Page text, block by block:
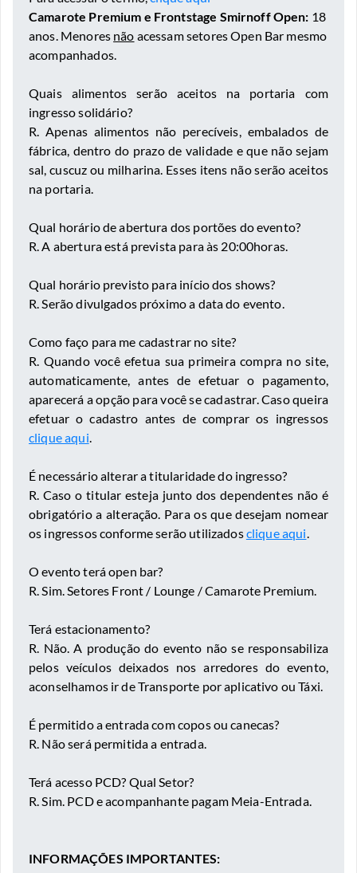
Camarote Premium e Frontstage Smirnoff Open: 18
anos. Menores não acessam setores Open Bar mesmo
acompanhados.
Quais alimentos serão aceitos na portaria com
ingresso solidário?
R. Apenas alimentos não perecíveis, embalados de
fábrica, dentro do prazo de validade e que não sejam
sal, cuscuz ou milharina. Esses itens não serão aceitos
na portaria.
Qual horário de abertura dos portões do evento?
R. A abertura está prevista para às 20:00horas.
Qual horário previsto para início dos shows?
R. Serão divulgados próximo a data do evento.
Como faço para me cadastrar no site?
R. Quando você efetua sua primeira compra no site,
automaticamente, antes de efetuar o pagamento,
aparecerá a opção para você se cadastrar. Caso queira
efetuar o cadastro antes de comprar os ingressos
clique aqui.
É necessário alterar a titularidade do ingresso?
R. Caso o titular esteja junto dos dependentes não é
obrigatório a alteração. Para os que desejam nomear
os ingressos conforme serão utilizadosclique aqui.
O evento terá open bar?
R. Sim. Setores Front / Lounge / Camarote Premium.
Terá estacionamento?
R. Não. A produção do evento não se responsabiliza
pelos veículos deixados nos arredores do evento,
aconselhamos ir de Transporte por aplicativo ou Táxi.
É permitido a entrada com copos ou canecas?
R. Não será permitida a entrada.
Terá acesso PCD? Qual Setor?
R. Sim. PCD e acompanhante pagam Meia-Entrada.
INFORMAÇÕES IMPORTANTES: